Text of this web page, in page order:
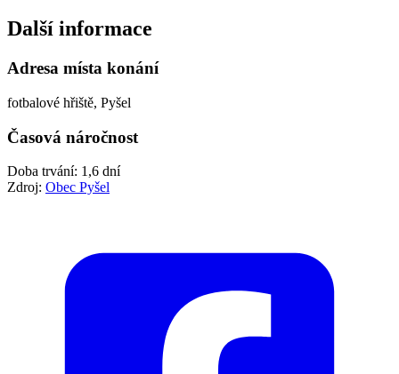
Další informace
Adresa místa konání
fotbalové hřiště, Pyšel
Časová náročnost
Doba trvání: 1,6 dní
Zdroj: Obec Pyšel